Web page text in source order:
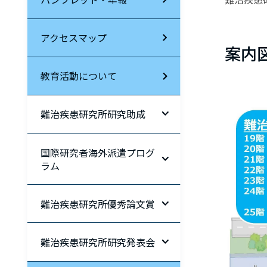
アクセスマップ
教育活動について
難治疾患研究所研究助成
国際研究者海外派遣プログ
ラム
難治疾患研究所優秀論文賞
難治疾患研究所研究発表会
案内